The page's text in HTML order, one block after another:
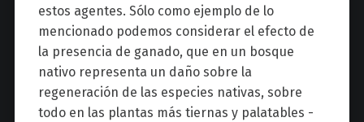
estos agentes. Sólo como ejemplo de lo
mencionado podemos considerar el efecto de
la presencia de ganado, que en un bosque
nativo representa un daño sobre la
regeneración de las especies nativas, sobre
todo en las plantas más tiernas y palatables -